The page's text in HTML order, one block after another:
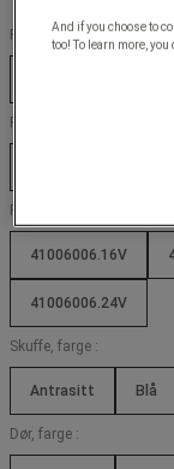
Farge :
RAL nummer :
Ref. produsent :
41006006.16V
41006006.24V
Skuffe, farge :
Antrasitt Blå
Dør, farge :
And if you choose to
too! To learn more,